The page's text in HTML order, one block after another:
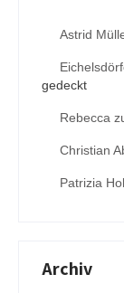
Astrid
gedeckt
Rebecca
Christian
Patrizia
Archiv